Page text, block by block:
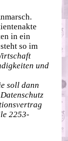
in ein
so im
und
soll dann
2253-